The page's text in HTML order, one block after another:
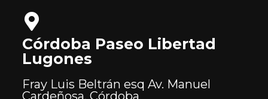
Córdoba Paseo Libertad
Lugones
Fray Luis Beltrán esq Av. Manuel
Cardeñosa, Córdoba